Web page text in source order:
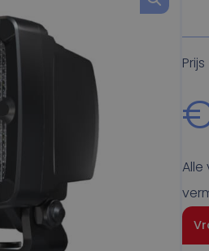
Prijs
Alle